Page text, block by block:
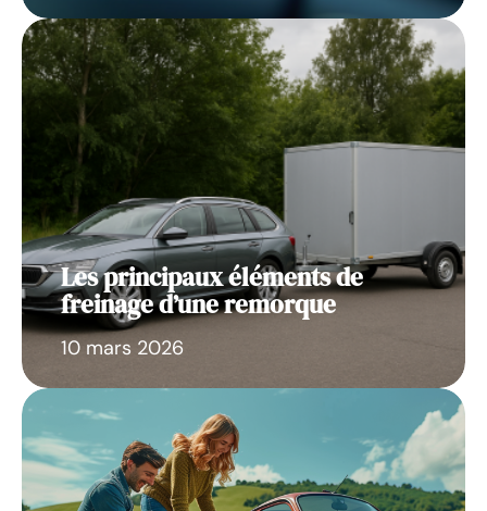
Les principaux éléments de
freinage d’une remorque
10 mars 2026